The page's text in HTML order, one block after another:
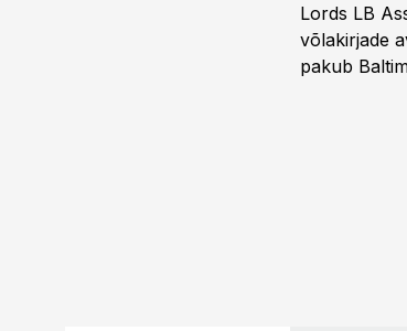
Lords LB
võlakirjade
pakub